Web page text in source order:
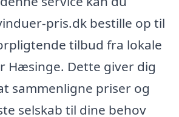
pris.dk bestille op til
tilbud fra lokale
Hæsinge. Dette giver dig
sammenligne priser og
selskab til dine behov